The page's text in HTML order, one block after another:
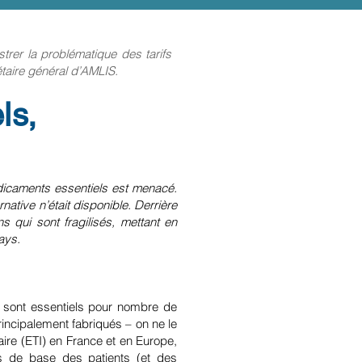
la problématique des tarifs
général d’AMLIS.
essentiels est menacé.
n’était disponible. Derrière
qui sont fragilisés, mettant en
essentiels pour nombre de
fabriqués – on ne le
(ETI) en France et en Europe,
de base des patients (et des